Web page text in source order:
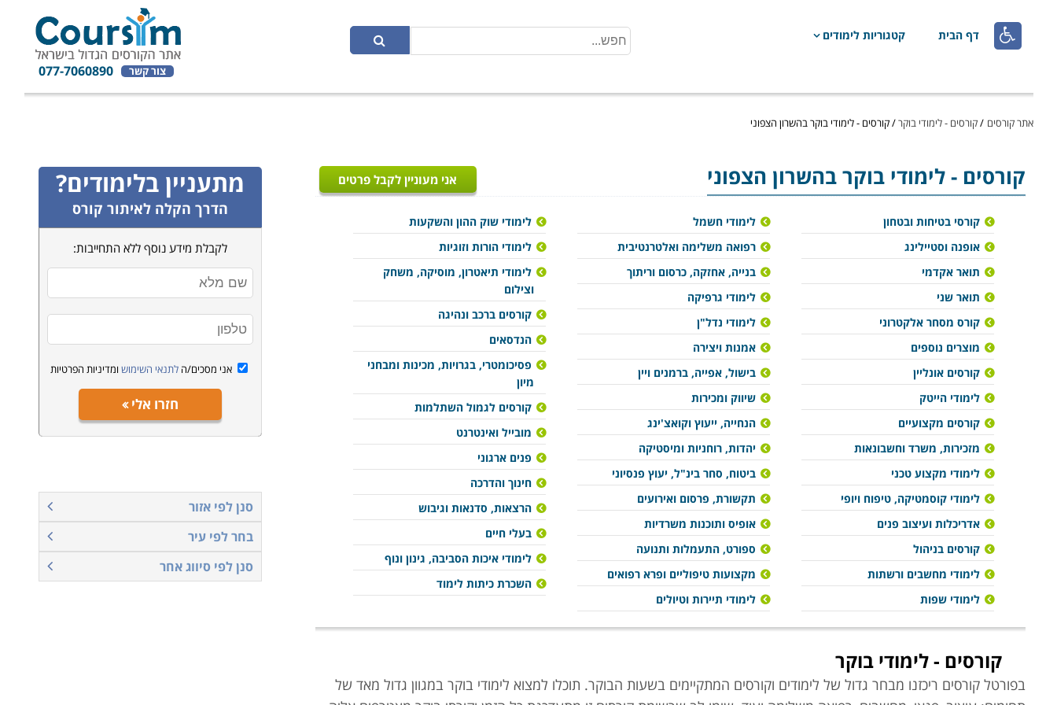
 דף הבית קטגוריות לימודים
צור קשר 077-7060890
אתר קורסים /קורסים - לימודי בוקר/קורסים - לימודי בוקר בהשרון הצפוני
קורסים - לימודי בוקר בהשרון הצפוני אני מעוניין לקבל פרטים
קורסי בטיחות ובטחון
אופנה וסטיילינג
תואר אקדמי
תואר שני
קורס מסחר אלקטרוני
מוצרים נוספים
קורסים אונליין
לימודי הייטק
קורסים מקצועיים
מזכירות, משרד וחשבונאות
לימודי מקצוע טכני
לימודי קוסמטיקה, טיפוח ויופי
אדריכלות ועיצוב פנים
קורסים בניהול
לימודי מחשבים ורשתות
לימודי שפות
לימודי חשמל
רפואה משלימה ואלטרנטיבית
בנייה, אחזקה, כרסום וריתוך
לימודי גרפיקה
לימודי נדל"ן
אמנות ויצירה
בישול, אפייה, ברמנים ויין
שיווק ומכירות
הנחייה, ייעוץ וקואצ'ינג
יהדות, רוחניות ומיסטיקה
ביטוח, סחר בינ"ל, יעוץ פנסיוני
תקשורת, פרסום ואירועים
אופיס ותוכנות משרדיות
ספורט, התעמלות ותנועה
מקצועות טיפוליים ופרא רפואים
לימודי תיירות וטיולים
לימודי שוק ההון והשקעות
לימודי הורות וזוגיות
לימודי תיאטרון, מוסיקה, משחק
וצילום
קורסים ברכב ונהיגה
הנדסאים
פסיכומטרי, בגרויות, מכינות ומבחני
מיון
קורסים לגמול השתלמות
מובייל ואינטרנט
פנים ארגוני
חינוך והדרכה
הרצאות, סדנאות וגיבוש
בעלי חיים
לימודי איכות הסביבה, גינון ונוף
השכרת כיתות לימוד
קורסים - לימודי בוקר
בפורטל קורסים ריכזנו מבחר גדול של לימודים וקורסים המתקיימים בשעות הבוקר. תוכלו למצוא לימודי בוקר במגוון גדול מאד של
מתעניין בלימודים?
הדרך הקלה לאיתור קורס
לקבלת מידע נוסף ללא התחייבות:
אני מסכים/הלתנאי השימוש ומדיניות הפרטיות
חזרו אלי
סנן לפי אזור
בחר לפי עיר
סנן לפי סיווג אחר